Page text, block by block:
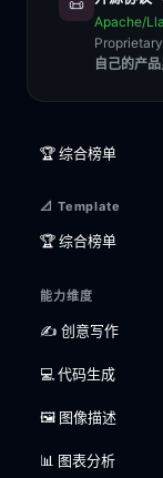
Apache/
Proprietary
自己的产
🏆 综合榜单
📐 Template
🏆 综合榜单
能力维度
✍️ 创意写作
💻 代码生成
🖼️ 图像描述
📊 图表分析